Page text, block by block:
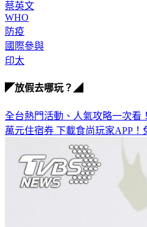
蔡英文
WHO
防疫
國際參與
印太
◤放假去哪玩？◢
全台熱門活動、人氣攻略一次看
萬元住宿券 下載食尚玩家APP！